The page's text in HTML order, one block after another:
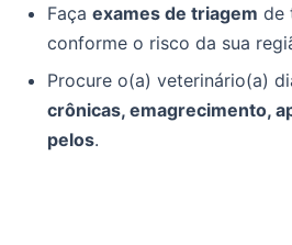
Façaexames de triagem de
conforme o risco da sua
Procure o(a) veterinário(a)
crônicas, emagrecimento,
pelos.